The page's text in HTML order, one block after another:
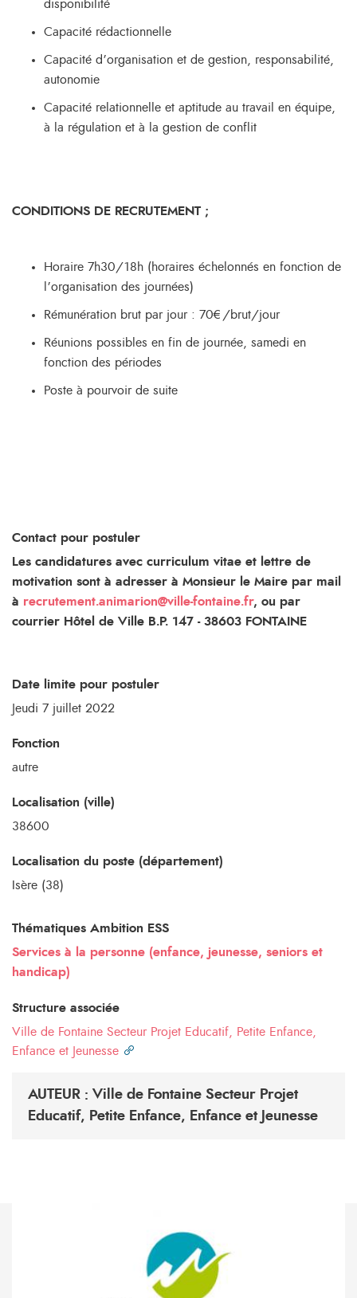
disponibilité
Capacité rédactionnelle
Capacité d’organisation et de gestion, responsabilité,
autonomie
Capacité relationnelle et aptitude au travail en équipe,
à la régulation et à la gestion de conflit
CONDITIONS DE RECRUTEMENT ;
Horaire 7h30/18h (horaires échelonnés en fonction de
l’organisation des journées)
Rémunération brut par jour : 70€/brut/jour
Réunions possibles en fin de journée, samedi en
fonction des périodes
Poste à pourvoir de suite
Contact pour postuler
Les candidatures avec curriculum vitae et lettre de
motivation sont à adresser à Monsieur le Maire par mail
à recrutement.animarion@ville-fontaine.fr, ou par
courrier Hôtel de Ville B.P. 147 - 38603 FONTAINE
Date limite pour postuler
Jeudi 7 juillet 2022
Fonction
autre
Localisation (ville)
38600
Localisation du poste (département)
Isère (38)
Thématiques Ambition ESS
Services à la personne (enfance, jeunesse, seniors et
handicap)
Structure associée
Ville de Fontaine Secteur Projet Educatif, Petite Enfance,
Enfance et Jeunesse
AUTEUR : Ville de Fontaine Secteur Projet
Educatif, Petite Enfance, Enfance et Jeunesse